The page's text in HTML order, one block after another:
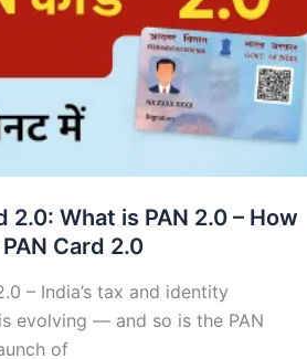
2.0: What is PAN 2.0 – How
Card 2.0
– India’s tax and identity
evolving — and so is the PAN
of